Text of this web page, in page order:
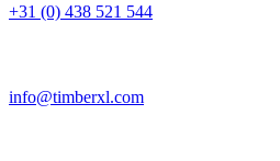
+31 (0) 438 521 544
info@timberxl.com